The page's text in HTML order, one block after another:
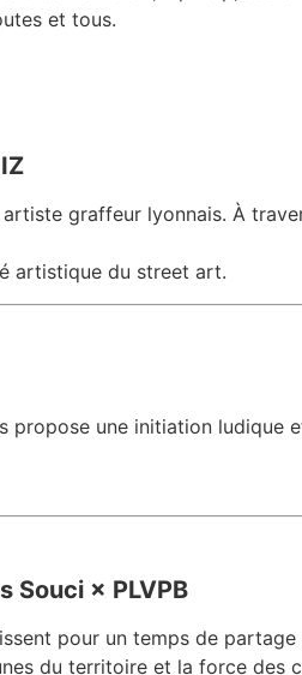
et tous.
graffeur lyonnais. À
artistique du street art.
une initiation
Souci × PLVPB
pour un temps de
du territoire et la force des